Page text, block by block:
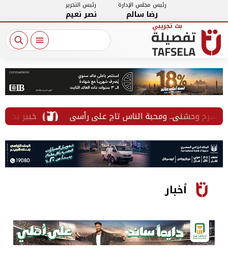
رئيس مجلس الإدارة
رضا سالم
رئيس التحرير
نصر نعيم
خبير يحذر من
أخبار